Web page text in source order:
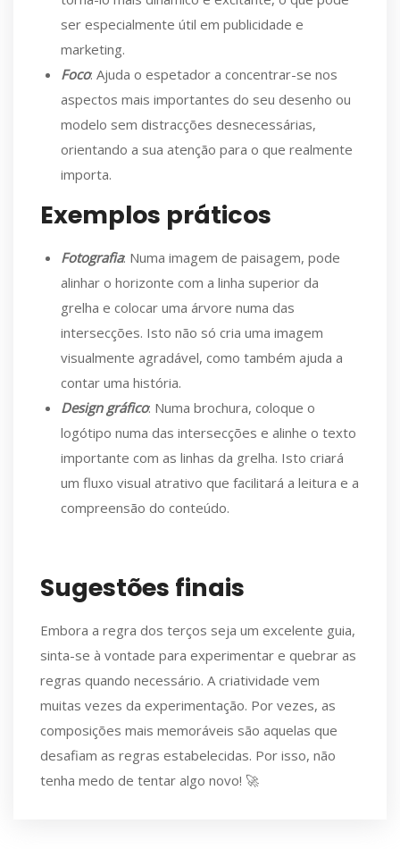
ser especialmente útil em publicidade e
marketing.
Foco: Ajuda o espetador a concentrar-se nos
aspectos mais importantes do seu desenho ou
modelo sem distracções desnecessárias,
orientando a sua atenção para o que realmente
importa.
Exemplos práticos
Fotografia: Numa imagem de paisagem, pode
alinhar o horizonte com a linha superior da
grelha e colocar uma árvore numa das
intersecções. Isto não só cria uma imagem
visualmente agradável, como também ajuda a
contar uma história.
Design gráfico: Numa brochura, coloque o
logótipo numa das intersecções e alinhe o texto
importante com as linhas da grelha. Isto criará
um fluxo visual atrativo que facilitará a leitura e a
compreensão do conteúdo.
Sugestões finais
Embora a regra dos terços seja um excelente guia,
sinta-se à vontade para experimentar e quebrar as
regras quando necessário. A criatividade vem
muitas vezes da experimentação. Por vezes, as
composições mais memoráveis são aquelas que
desafiam as regras estabelecidas. Por isso, não
tenha medo de tentar algo novo! 🚀